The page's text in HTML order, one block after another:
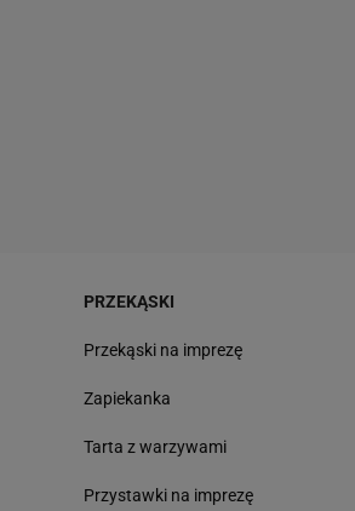
PRZEKĄSKI
Przekąski na imprezę
Zapiekanka
Tarta z warzywami
Przystawki na imprezę